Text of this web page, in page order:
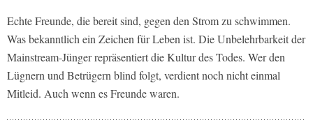
Echte Freunde, die bereit sind, gegen den Strom zu schwimmen.
Was bekanntlich ein Zeichen für Leben ist. Die Unbelehrbarkeit der
Mainstream-Jünger repräsentiert die Kultur des Todes. Wer den
Lügnern und Betrügern blind folgt, verdient noch nicht einmal
Mitleid. Auch wenn es Freunde waren.